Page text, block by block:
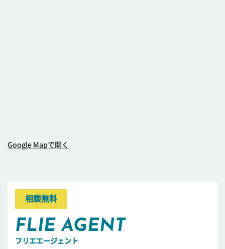
Google Mapで開く
相談無料
FLIE AGENT
フリエエージェント